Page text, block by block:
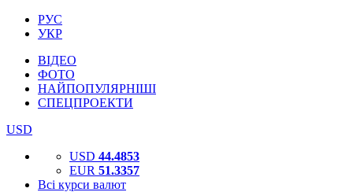
РУС
УКР
ВІДЕО
ФОТО
НАЙПОПУЛЯРНІШІ
СПЕЦПРОЕКТИ
USD
USD 44.4853
EUR 51.3357
Всі курси валют